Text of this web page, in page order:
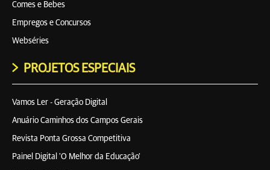
Comes e Bebes
Empregos e Concursos
Webséries
PROJETOS ESPECIAIS
Vamos Ler - Geração Digital
Anuário Caminhos dos Campos Gerais
Revista Ponta Grossa Competitiva
Painel Digital 'O Melhor da Educação'